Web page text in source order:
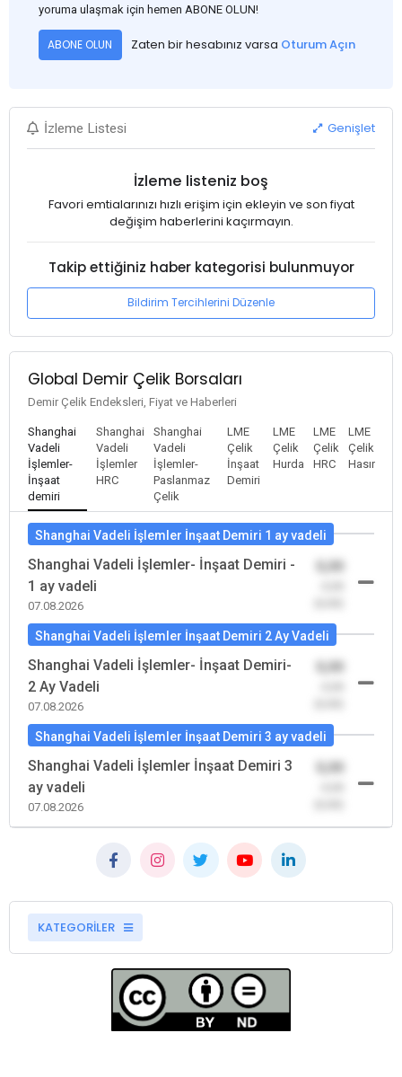
yoruma ulaşmak için hemen ABONE OLUN!
ABONE OLUN Zaten bir hesabınız varsa Oturum Açın
İzleme Listesi Genişlet
İzleme listeniz boş
Favori emtialarınızı hızlı erişim için ekleyin ve son fiyat
değişim haberlerini kaçırmayın.
Takip ettiğiniz haber kategorisi bulunmuyor
Bildirim Tercihlerini Düzenle
Global Demir Çelik Borsaları
Demir Çelik Endeksleri, Fiyat ve Haberleri
Shanghai
Vadeli
İşlemler-
İnşaat
demiri
Shanghai
Vadeli
İşlemler
HRC
Shanghai
Vadeli
İşlemler-
Paslanmaz
Çelik
LME
Çelik
İnşaat
Demiri
LME
Çelik
Hurda
LME
Çelik
HRC
LME
Çelik
Hasır
Shanghai Vadeli İşlemler İnşaat Demiri 1 ay vadeli
Shanghai Vadeli İşlemler- İnşaat Demiri -
1 ay vadeli
07.08.2026
Shanghai Vadeli İşlemler İnşaat Demiri 2 Ay Vadeli
Shanghai Vadeli İşlemler- İnşaat Demiri-
2 Ay Vadeli
07.08.2026
Shanghai Vadeli İşlemler İnşaat Demiri 3 ay vadeli
Shanghai Vadeli İşlemler İnşaat Demiri 3
ay vadeli
07.08.2026
KATEGORİLER